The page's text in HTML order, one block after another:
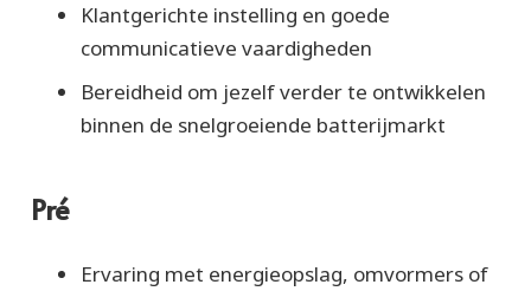
Klantgerichte instelling en goede
communicatieve vaardigheden
Bereidheid om jezelf verder te ontwikkelen
binnen de snelgroeiende batterijmarkt
Pré
Ervaring met energieopslag, omvormers of